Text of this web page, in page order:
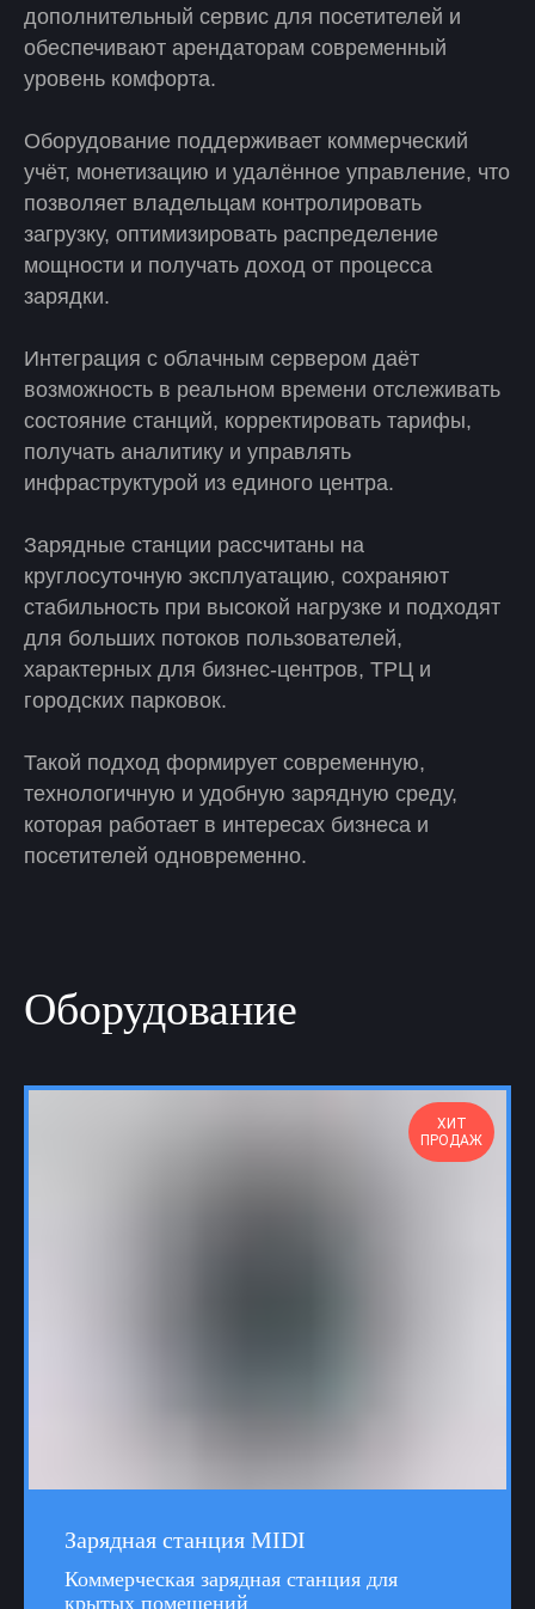
дополнительный сервис для посетителей и
обеспечивают арендаторам современный
уровень комфорта.
Оборудование поддерживает коммерческий
учёт, монетизацию и удалённое управление, что
позволяет владельцам контролировать
загрузку, оптимизировать распределение
мощности и получать доход от процесса
зарядки.
Интеграция с облачным сервером даёт
возможность в реальном времени отслеживать
состояние станций, корректировать тарифы,
получать аналитику и управлять
инфраструктурой из единого центра.
Зарядные станции рассчитаны на
круглосуточную эксплуатацию, сохраняют
стабильность при высокой нагрузке и подходят
для больших потоков пользователей,
характерных для бизнес-центров, ТРЦ и
городских парковок.
Такой подход формирует современную,
технологичную и удобную зарядную среду,
которая работает в интересах бизнеса и
посетителей одновременно.
Оборудование
ХИТ
ПРОДАЖ
Зарядная станция MIDI
Коммерческая зарядная станция для
крытых помещений